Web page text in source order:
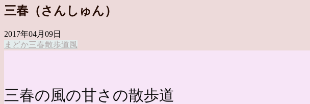
三春（さんしゅん）
2017年04月09日
まどか三春散歩道 風
三春の風の甘さの散歩道